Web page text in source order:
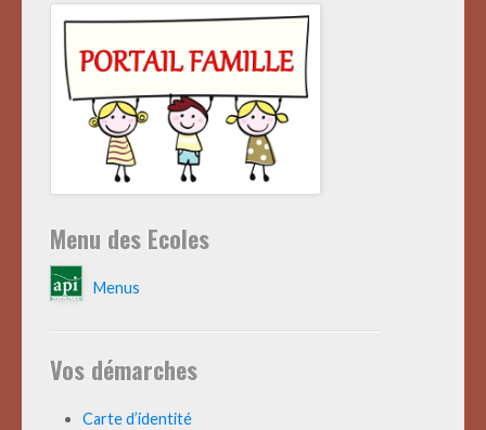
Menu des Ecoles
Menus
Vos démarches
Carte d’identité